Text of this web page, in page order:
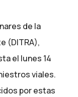
de la
(DITRA),
el lunes 14
viales.
por estas